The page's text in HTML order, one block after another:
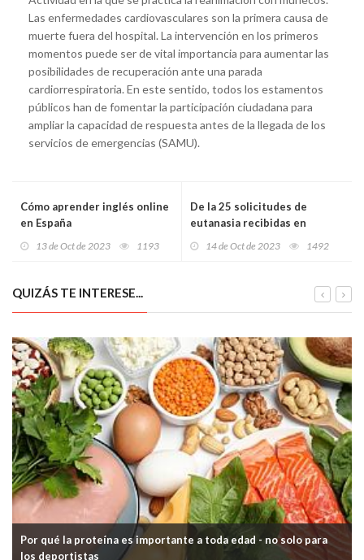
Las enfermedades cardiovasculares son la primera causa de
muerte fuera del hospital. La intervención en los primeros
momentos puede ser de vital importancia para aumentar las
posibilidades de recuperación ante una parada
cardiorrespiratoria. En este sentido, todos los estamentos
públicos han de fomentar la participación ciudadana para
ampliar la capacidad de respuesta antes de la llegada de los
servicios de emergencias (SAMU).
Cómo aprender inglés online
en España
13 de Oct de 2023 1193
De la 25 solicitudes de
eutanasia recibidas en
14 de Oct de 2023 1492
QUIZÁS TE INTERESE...
Por qué la proteína es importante a toda edad - no solo para
los deportistas